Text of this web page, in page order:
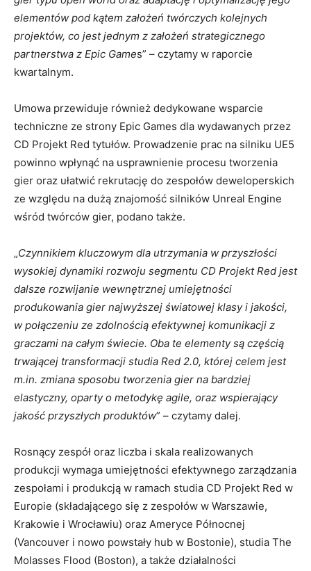
elementów pod kątem założeń twórczych kolejnych
projektów, co jest jednym z założeń strategicznego
partnerstwa z Epic Games” – czytamy w raporcie
kwartalnym.
Umowa przewiduje również dedykowane wsparcie
techniczne ze strony Epic Games dla wydawanych przez
CD Projekt Red tytułów. Prowadzenie prac na silniku UE5
powinno wpłynąć na usprawnienie procesu tworzenia
gier oraz ułatwić rekrutację do zespołów deweloperskich
ze względu na dużą znajomość silników Unreal Engine
wśród twórców gier, podano także.
„Czynnikiem kluczowym dla utrzymania w przyszłości
wysokiej dynamiki rozwoju segmentu CD Projekt Red jest
dalsze rozwijanie wewnętrznej umiejętności
produkowania gier najwyższej światowej klasy i jakości,
w połączeniu ze zdolnością efektywnej komunikacji z
graczami na całym świecie. Oba te elementy są częścią
trwającej transformacji studia Red 2.0, której celem jest
m.in. zmiana sposobu tworzenia gier na bardziej
elastyczny, oparty o metodykę agile, oraz wspierający
jakość przyszłych produktów” – czytamy dalej.
Rosnący zespół oraz liczba i skala realizowanych
produkcji wymaga umiejętności efektywnego zarządzania
zespołami i produkcją w ramach studia CD Projekt Red w
Europie (składającego się z zespołów w Warszawie,
Krakowie i Wrocławiu) oraz Ameryce Północnej
(Vancouver i nowo powstały hub w Bostonie), studia The
Molasses Flood (Boston), a także działalności